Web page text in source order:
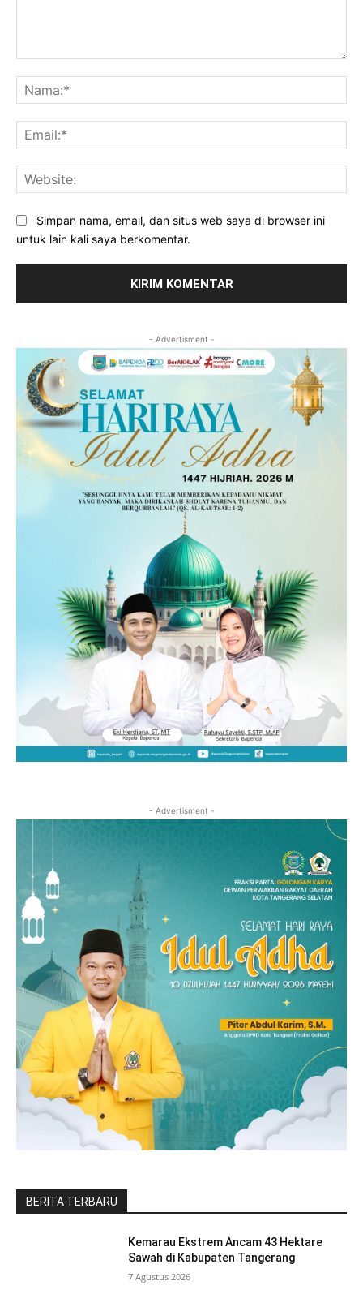
Simpan nama, email, dan situs web saya di browser ini
untuk lain kali saya berkomentar.
- Advertisment -
- Advertisment -
BERITA TERBARU
Kemarau Ekstrem Ancam 43 Hektare
Sawah di Kabupaten Tangerang
7 Agustus 2026